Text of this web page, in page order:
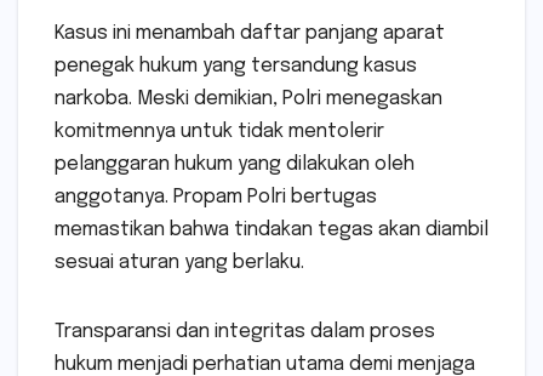
Kasus ini menambah daftar panjang aparat
penegak hukum yang tersandung kasus
narkoba. Meski demikian, Polri menegaskan
komitmennya untuk tidak mentolerir
pelanggaran hukum yang dilakukan oleh
anggotanya. Propam Polri bertugas
memastikan bahwa tindakan tegas akan diambil
sesuai aturan yang berlaku.
Transparansi dan integritas dalam proses
hukum menjadi perhatian utama demi menjaga